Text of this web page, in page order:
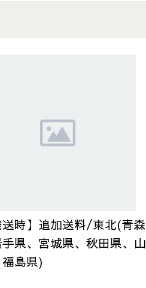
送時】追加送料/東北(青森
県、宮城県、秋田県、山
島県)